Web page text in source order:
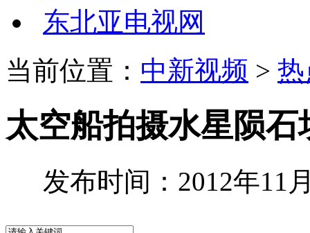
东北亚电视网
当前位置： 中新视频 >
太空船拍摄水星陨
发布时间：2012年11